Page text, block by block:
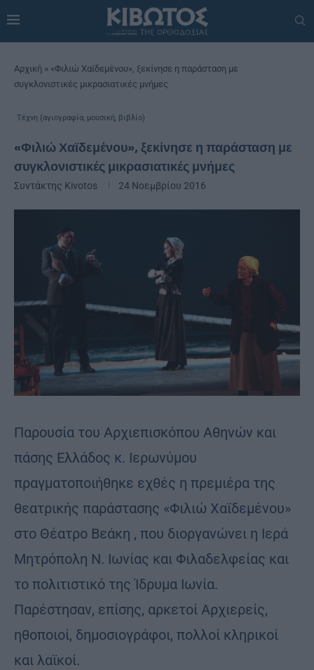
Αρχική » «Φιλιώ Χαϊδεμένου», ξεκίνησε η παράσταση με
συγκλονιστικές μικρασιατικές μνήμες
Τέχνη (αγιογραφία, μουσική, βιβλίο)
«Φιλιώ Χαϊδεμένου», ξεκίνησε η παράσταση με
συγκλονιστικές μικρασιατικές μνήμες
Συντάκτης Kivotos 24 Νοεμβρίου 2016
Παρουσία του Αρχιεπισκόπου Αθηνών και
πάσης Ελλάδος κ. Ιερωνύμου
πραγματοποιήθηκε εχθές η πρεμιέρα της
θεατρικής παράστασης «Φιλιώ Χαϊδεμένου»
στο Θέατρο Βεάκη , που διοργανώνει η Ιερά
Μητρόπολη Ν. Ιωνίας και Φιλαδελφείας και
το πολιτιστικό της Ίδρυμα Ιωνία.
Παρέστησαν, επίσης, αρκετοί Αρχιερείς,
ηθοποιοί, δημοσιογράφοι, πολλοί κληρικοί
και λαϊκοί.